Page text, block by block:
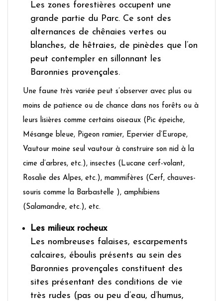
Les zones forestières occupent une
grande partie du Parc. Ce sont des
alternances de chênaies vertes ou
blanches, de hêtraies, de pinèdes que l’on
peut contempler en sillonnant les
Baronnies provençales.
Une faune très variée peut s’observer avec plus ou
moins de patience ou de chance dans nos forêts ou à
leurs lisières comme certains oiseaux (Pic épeiche,
Mésange bleue, Pigeon ramier, Epervier d’Europe,
Vautour moine seul vautour à construire son nid à la
cime d’arbres, etc.), insectes (Lucane cerf-volant,
Rosalie des Alpes, etc.), mammifères (Cerf, chauves-
souris comme la Barbastelle ), amphibiens
(Salamandre, etc.), etc.
Les milieux rocheux
Les nombreuses falaises, escarpements
calcaires, éboulis présents au sein des
Baronnies provençales constituent des
sites présentant des conditions de vie
très rudes (pas ou peu d’eau, d’humus,